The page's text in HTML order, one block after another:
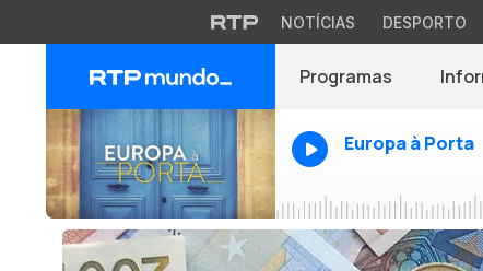
NOTÍCIAS DESPORTO
Programas
Europa à Porta